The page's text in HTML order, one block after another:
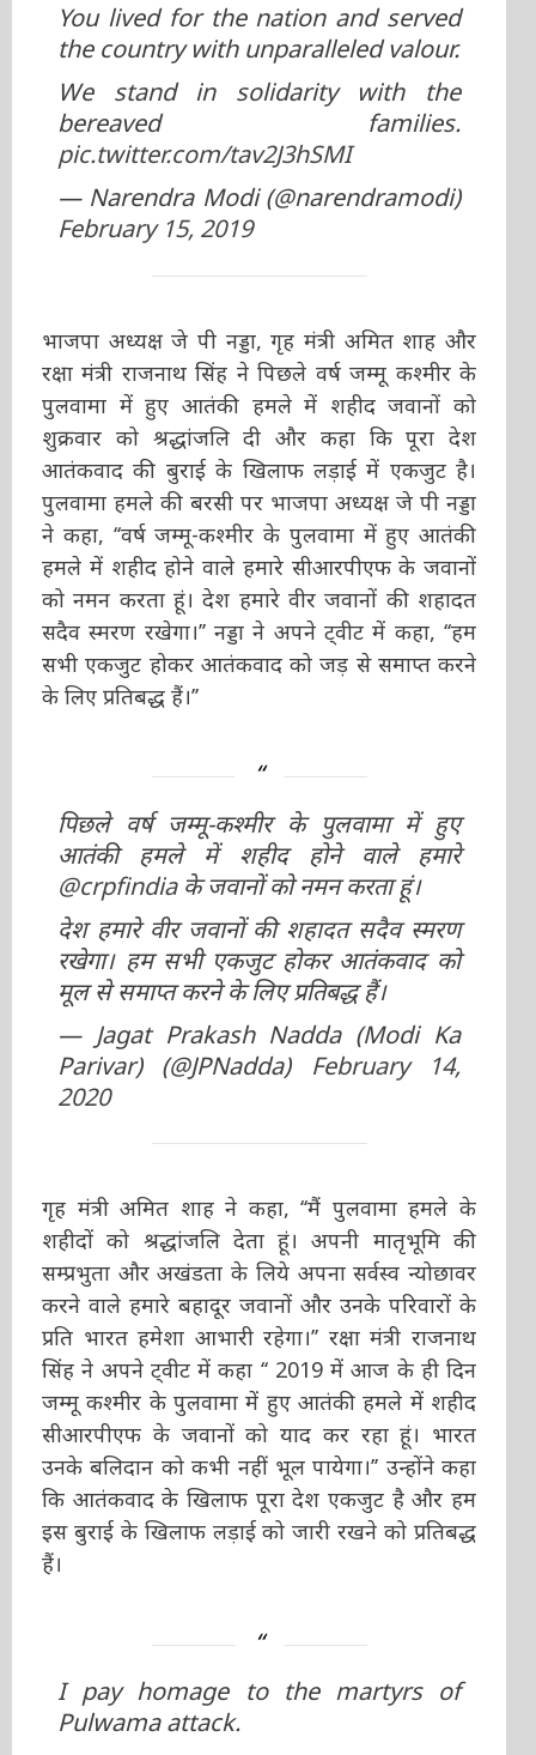
You lived for the nation and served
the country with unparalleled valour.
We stand in solidarity with the
bereaved families.
pic.twitter.com/tav2J3hSMI
— Narendra Modi (@narendramodi)
February 15, 2019
भाजपा अध्यक्ष जे पी नड्डा, गृह मंत्री अमित शाह और
रक्षा मंत्री राजनाथ सिंह ने पिछले वर्ष जम्मू कश्मीर के
पुलवामा में हुए आतंकी हमले में शहीद जवानों को
शुक्रवार को श्रद्धांजलि दी और कहा कि पूरा देश
आतंकवाद की बुराई के खिलाफ लड़ाई में एकजुट है।
पुलवामा हमले की बरसी पर भाजपा अध्यक्ष जे पी नड्डा
ने कहा, ‘‘वर्ष जम्मू-कश्मीर के पुलवामा में हुए आतंकी
हमले में शहीद होने वाले हमारे सीआरपीएफ के जवानों
को नमन करता हूं। देश हमारे वीर जवानों की शहादत
सदैव स्मरण रखेगा।’’ नड्डा ने अपने ट्वीट में कहा, ‘‘हम
सभी एकजुट होकर आतंकवाद को जड़ से समाप्त करने
के लिए प्रतिबद्ध हैं।’’
पिछले वर्ष जम्मू-कश्मीर के पुलवामा में हुए
आतंकी हमले में शहीद होने वाले हमारे
@crpfindiaके जवानों को नमन करता हूं।
देश हमारे वीर जवानों की शहादत सदैव स्मरण
रखेगा। हम सभी एकजुट होकर आतंकवाद को
मूल से समाप्त करने के लिए प्रतिबद्ध हैं।
— Jagat Prakash Nadda (Modi Ka
Parivar) (@JPNadda) February 14,
2020
गृह मंत्री अमित शाह ने कहा, ‘‘मैं पुलवामा हमले के
शहीदों को श्रद्धांजलि देता हूं। अपनी मातृभूमि की
सम्प्रभुता और अखंडता के लिये अपना सर्वस्व न्योछावर
करने वाले हमारे बहादूर जवानों और उनके परिवारों के
प्रति भारत हमेशा आभारी रहेगा।’’ रक्षा मंत्री राजनाथ
सिंह ने अपने ट्वीट में कहा ‘‘ 2019 में आज के ही दिन
जम्मू कश्मीर के पुलवामा में हुए आतंकी हमले में शहीद
सीआरपीएफ के जवानों को याद कर रहा हूं। भारत
उनके बलिदान को कभी नहीं भूल पायेगा।’’ उन्होंने कहा
कि आतंकवाद के खिलाफ पूरा देश एकजुट है और हम
इस बुराई के खिलाफ लड़ाई को जारी रखने को प्रतिबद्ध
हैं।
I pay homage to the martyrs of
Pulwama attack.